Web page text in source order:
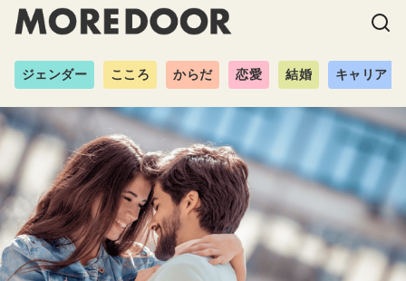
ジェンダー こころ からだ 恋愛 結婚 キャリア